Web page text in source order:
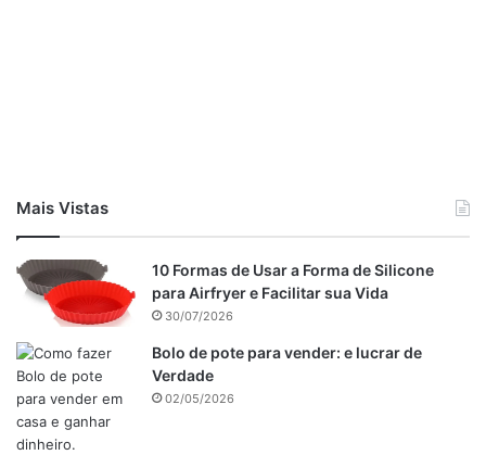
Mais Vistas
10 Formas de Usar a Forma de Silicone
para Airfryer e Facilitar sua Vida
30/07/2026
Bolo de pote para vender: e lucrar de
Verdade
02/05/2026